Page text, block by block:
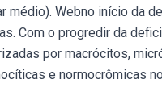
médio). Webno início da
Com o progredir da
por macrócitos,
e normocrômicas